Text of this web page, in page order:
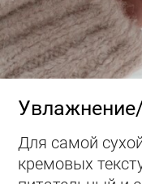
Для самой
кремовых